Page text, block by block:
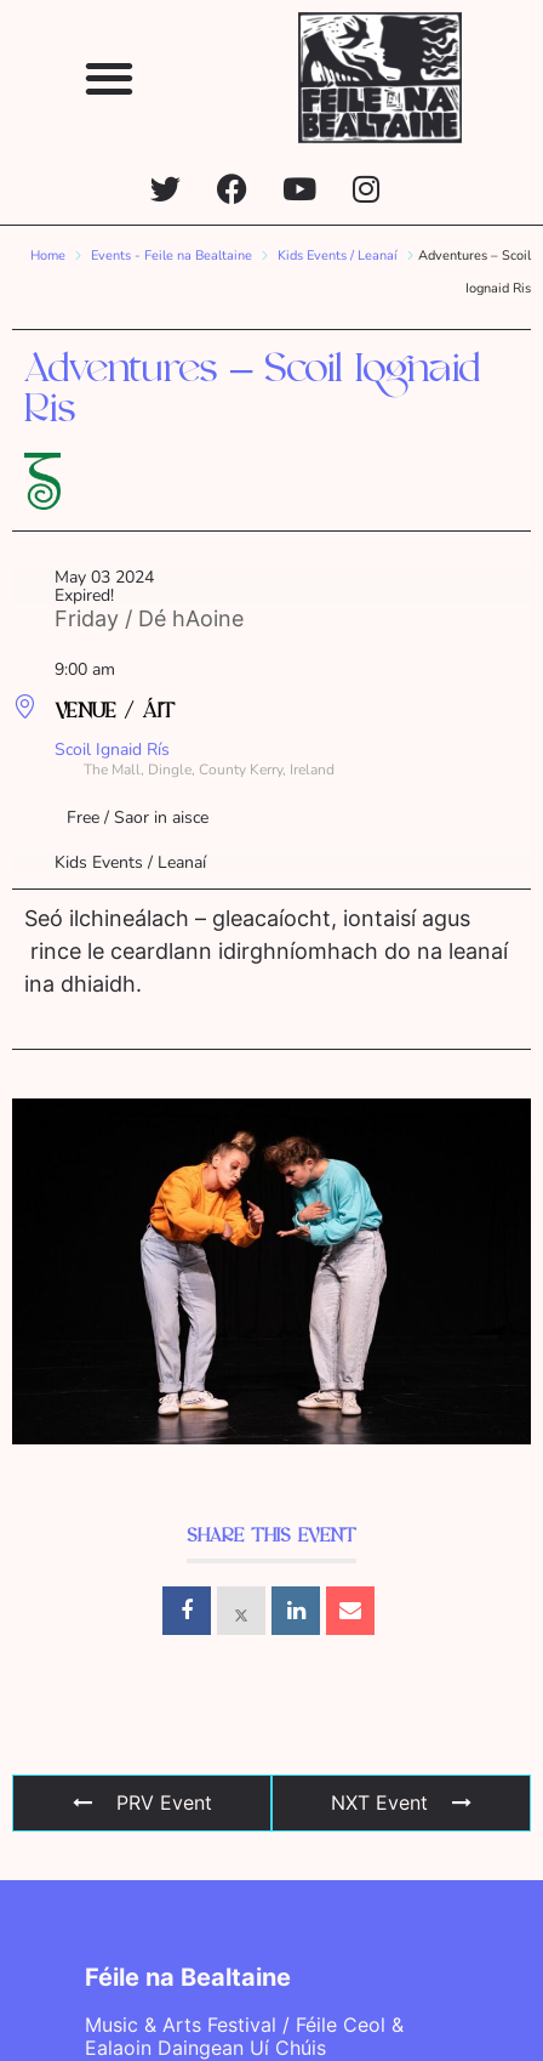
Home Events - Feile na Bealtaine Kids Events / Leanaí
Adventures – Scoil
Iognaid Ris
Adventures – Scoil Iognaid
Ris
May 03 2024
Expired!
Friday / Dé hAoine
9:00 am
VENUE / ÁIT
Scoil Ignaid Rís
The Mall, Dingle, County Kerry, Ireland
Free / Saor in aisce
Kids Events / Leanaí
Seó ilchineálach – gleacaíocht, iontaisí agus
rince le ceardlann idirghníomhach do na leanaí
ina dhiaidh.
SHARE THIS EVENT
PRV Event NXT Event
Féile na Bealtaine
Music & Arts Festival / Féile Ceol &
Ealaoin Daingean Uí Chúis